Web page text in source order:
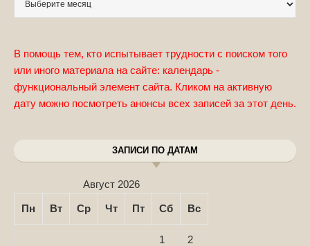
В помощь тем, кто испытывает трудности с поиском того
или иного материала на сайте: календарь -
функциональный элемент сайта. Кликом на активную
дату можно посмотреть анонсы всех записей за этот день.
ЗАПИСИ ПО ДАТАМ
Август 2026
Пн Вт Ср Чт Пт Сб Вс
1 2